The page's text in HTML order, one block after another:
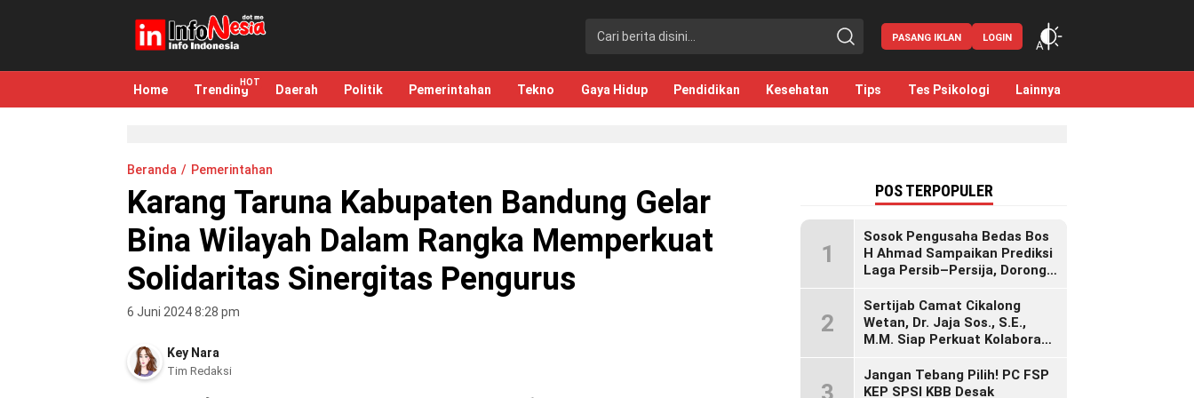
infonesia.me
Info Indonesia
PASANG IKLAN LOGIN
Home Trending Daerah Politik Pemerintahan Tekno Gaya Hidup Pendidikan Kesehatan Tips Tes Psikologi Lainnya
Beranda Pemerintahan
Karang Taruna Kabupaten Bandung Gelar
Bina Wilayah Dalam Rangka Memperkuat
Solidaritas Sinergitas Pengurus
6 Juni 2024 8:28 pm
Key Nara
Tim Redaksi
POS TERPOPULER
1
Sosok Pengusaha Bedas Bos
H Ahmad Sampaikan Prediksi
Laga Persib–Persija, Dorong
Berada
2
Sertijab Camat Cikalong
Wetan, Dr. Jaja Sos., S.E.,
M.M. Siap Perkuat Kolaborasi
Lebih Maju dan Sejahtera
3
Jangan Tebang Pilih! PC FSP
KEP SPSI KBB Desak